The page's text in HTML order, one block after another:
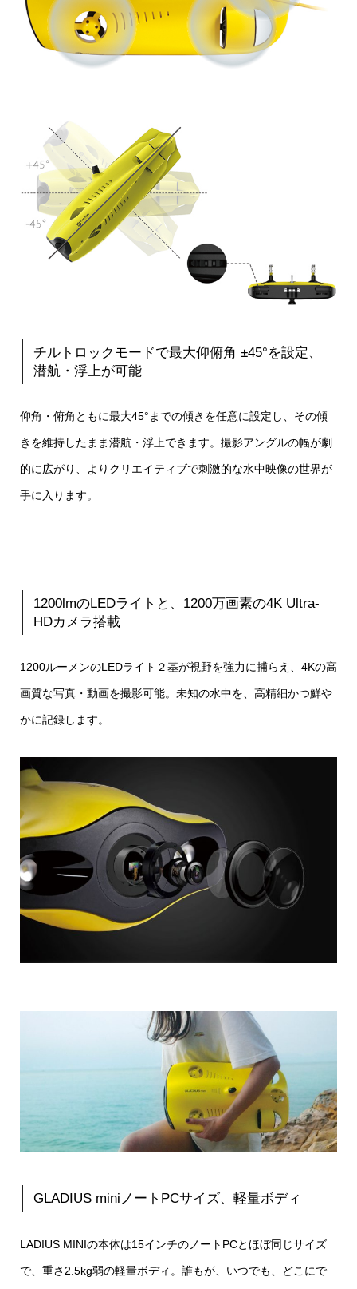
チルトロックモードで最大仰俯角 ±45°を設定、
潜航・浮上が可能
仰角・俯角ともに最大45°までの傾きを任意に設定し、その傾
きを維持したまま潜航・浮上できます。撮影アングルの幅が劇
的に広がり、よりクリエイティブで刺激的な水中映像の世界が
手に入ります。
1200lmのLEDライトと、1200万画素の4K Ultra-
HDカメラ搭載
1200ルーメンのLEDライト２基が視野を強力に捕らえ、4Kの高
画質な写真・動画を撮影可能。未知の水中を、高精細かつ鮮や
かに記録します。
GLADIUS miniノートPCサイズ、軽量ボディ
LADIUS MINIの本体は15インチのノートPCとほぼ同じサイズ
で、重さ2.5kg弱の軽量ボディ。誰もが、いつでも、どこにで